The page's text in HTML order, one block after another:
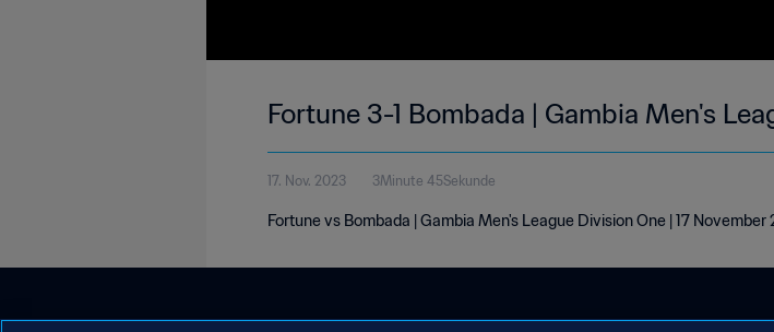
Fortune 3-1 Bombada | Gambia Men's
17. Nov. 2023 3Minute 45Sekunde
Fortune vs Bombada | Gambia Men's League Division One | 17 November